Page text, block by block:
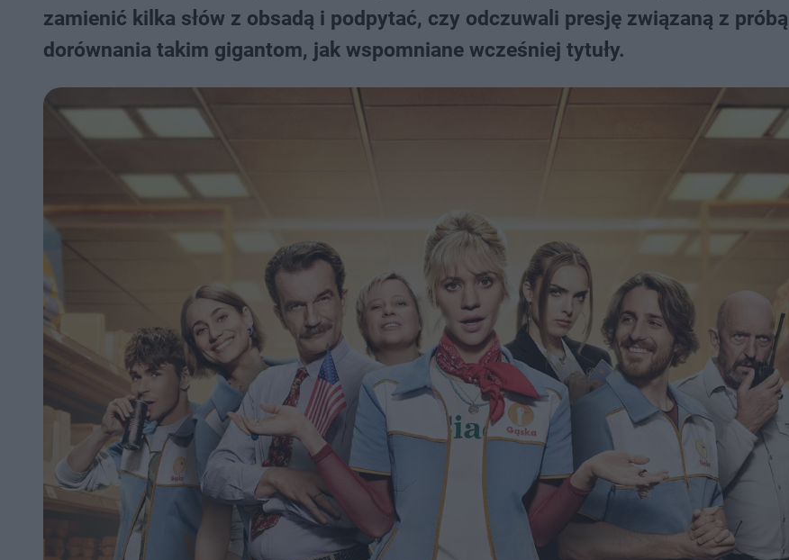
zamienić kilka słów z obsadą i podpytać, czy odczuwali presję związaną z próbą
dorównania takim gigantom, jak wspomniane wcześniej tytuły.